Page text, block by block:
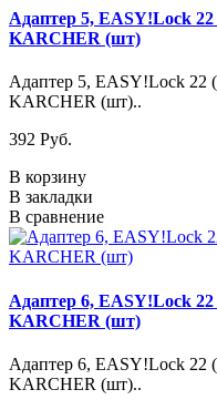
Адаптер 5, EASY!Lock 22
KARCHER (шт)
Адаптер 5, EASY!Lock 22
KARCHER (шт)..
392 Pуб.
В корзину
В закладки
В сравнение
Адаптер 6, EASY!Lock 22
KARCHER (шт)
Адаптер 6, EASY!Lock 22
KARCHER (шт)..